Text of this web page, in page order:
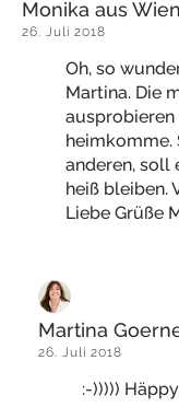
Monika aus Wien
26. Juli 2018
Oh, so
Martina. Die
ausprobieren
heimkomme.
anderen, soll
heiß bleiben.
Liebe Grüße
Martina
26. Juli 2018
:-)))))